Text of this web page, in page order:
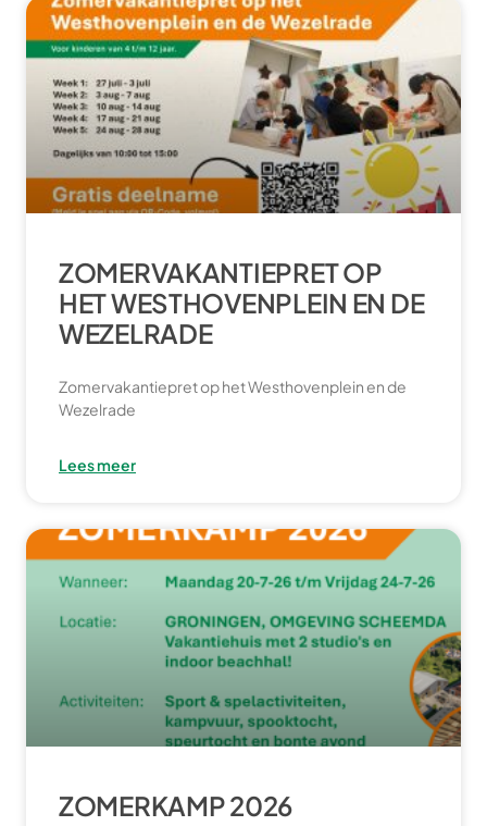
ZOMERVAKANTIEPRET OP
HET WESTHOVENPLEIN EN DE
WEZELRADE
Zomervakantiepret op het Westhovenplein en de
Wezelrade
Lees meer
ZOMERKAMP 2026